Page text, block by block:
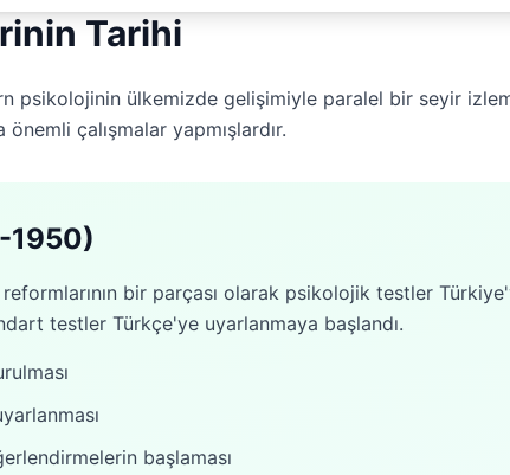
Tarihi
psikolojinin ülkemizde gelişimiyle paralel bir seyir
çalışmalar yapmışlardır.
1950)
bir parçası olarak psikolojik testler
testler Türkçe'ye uyarlanmaya başlandı.
başlaması